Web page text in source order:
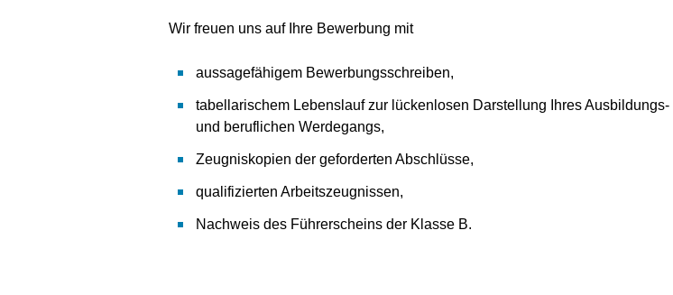
Wir freuen uns auf Ihre Bewerbung mit
aussagefähigem Bewerbungsschreiben,
tabellarischem Lebenslauf zur lückenlosen Darstellung Ihres Ausbildungs-
und beruflichen Werdegangs,
Zeugniskopien der geforderten Abschlüsse,
qualifizierten Arbeitszeugnissen,
Nachweis des Führerscheins der Klasse B.